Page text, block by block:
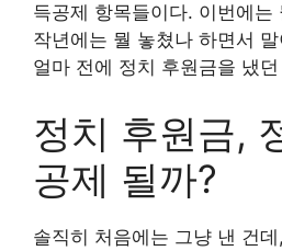
득공제 항목들이다. 이번에는
작년에는 뭘 놓쳤나 하면서
얼마 전에 정치 후원금을 냈
정치 후원금,
공제 될까?
솔직히 처음에는 그냥 낸 건